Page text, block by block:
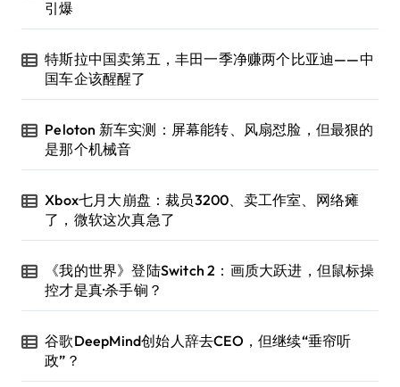
引爆
特斯拉中国卖第五，丰田一季净赚两个比亚迪——中
国车企该醒醒了
Peloton 新车实测：屏幕能转、风扇怼脸，但最狠的
是那个机械音
Xbox七月大崩盘：裁员3200、卖工作室、网络瘫
了，微软这次真急了
《我的世界》登陆Switch 2：画质大跃进，但鼠标操
控才是真·杀手锏？
谷歌DeepMind创始人辞去CEO，但继续“垂帘听
政”？